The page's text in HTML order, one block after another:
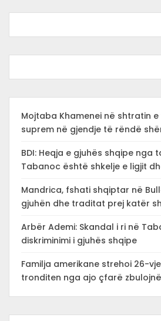
Mojtaba Khamenei në shtratin e
suprem në gjendje të rëndë
BDI: Heqja e gjuhës shqipe nga
Tabanoc është shkelje e ligjit
Mandrica, fshati shqiptar në
gjuhën dhe traditat prej katër
Arbër Ademi: Skandal i ri në
diskriminimi i gjuhës shqipe
Familja amerikane strehoi 26-
tronditen nga ajo çfarë